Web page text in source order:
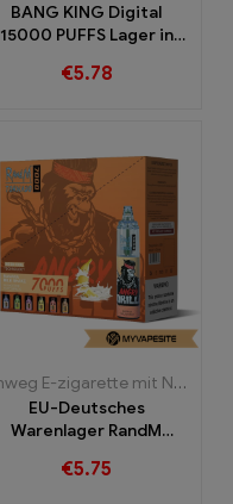
BANG KING Digital
15000 PUFFS Lager in
grenzenloser Genuss
€5.78
Einweg E-zigarette mit Nikotin
EU-Deutsches
Warenlager RandM
Vape 7000 Puffs
€5.75